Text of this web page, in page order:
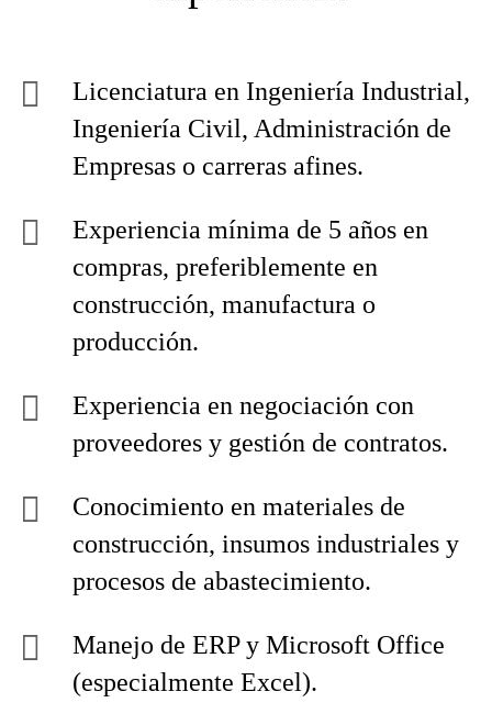
Licenciatura en Ingeniería Industrial,
Ingeniería Civil, Administración de
Empresas o carreras afines.
Experiencia mínima de 5 años en
compras, preferiblemente en
construcción, manufactura o
producción.
Experiencia en negociación con
proveedores y gestión de contratos.
Conocimiento en materiales de
construcción, insumos industriales y
procesos de abastecimiento.
Manejo de ERP y Microsoft Office
(especialmente Excel).